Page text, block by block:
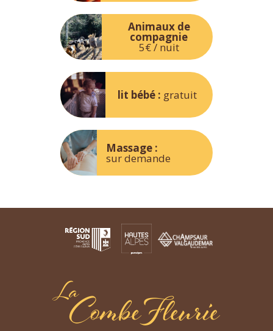
Animaux de
compagnie
5€ / nuit
lit bébé : gratuit
Massage :
sur demande